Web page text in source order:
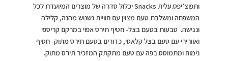
ותפוצ’יפס.עלית Snacks יכלול סדרה של מוצרים המיועדת לכל
המשפחה ומשלבת טעם מצוין עם חוויית נשנוש מהנה, קלילה
ונגישה. טבעות בטעם בצל- חטיף תירס אפוי במרקם קריספי
ואוורירי עם טעם בצל קלאסי, כדורים בטעם תירס מתוק- חטיף
נימוח ומתמוסס בפה עם טעם מתקתק המזכיר תירס מתוק.